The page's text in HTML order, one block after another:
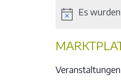
Es
Veranstaltungen